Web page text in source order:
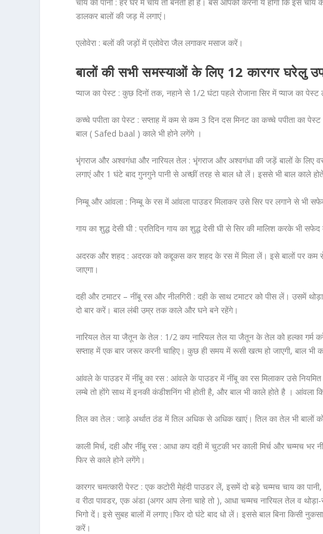
डालकर बालों की जड़ में लगाएं।
एलोवेरा : बलों की जड़ों में एलोवेरा जैल लगाकर मसाज करें।
बालों की सभी समस्याओं के लिए 12 कारगर घरेलु
प्याज का पेस्ट :कुछ दिनों तक, नहाने से 1/2 घंटा पहले रोजाना सिर में प्याज का
कच्चे पपीता का पेस्ट : सप्ताह में कम से कम 3 दिन दस मिनट का कच्चे पपीता का
बाल ( Safed baal ) काले भी होने लगेंगे ।
भृंगराज और अश्वगंधा और नारियल तेल :भृंगराज और अश्वगंधा की जड़ें बालों के लिए
लगाएं और 1 घंटे बाद गुनगुने पानी से अच्छीं तरह से बाल धो लें। इससे भी बाल काले
निम्बू और आंवला : निम्बू के रस में आंवला पाउडर मिलाकर उसे सिर पर लगाने से भी
गाय का शुद्ध देसी घी : प्रतिदिन गाय का शुद्ध देसी घी से सिर की मालिश करके भी
अदरक और शहद :अदरक को कद्दूकस कर शहद के रस में मिला लें। इसे बालों पर कम से
जाएगा।
दही और टमाटर – नींबू रस और नीलगिरी : दही के साथ टमाटर को पीस लें। उसमें
दो बार करें। बाल लंबी उम्र तक काले और घने बने रहेंगे।
नारियल तेल या जैतून के तेल : 1/2 कप नारियल तेल या जैतून के तेल को हल्का गर्म
सप्ताह में एक बार जरूर करनी चाहिए। कुछ ही समय में रूसी खत्म हो जाएगी, बाल भी
आंवले के पाउडर में नींबू का रस : आंवले के पाउडर में नींबू का रस मिलाकर उसे
लम्बे तो होंगे साथ में इनकी कंडीशनिंग भी होती है, और बाल भी काले होते है । आंवला
तिल का तेल : जाड़े अर्थात ठंड में तिल अधिक से अधिक खाएं। तिल का तेल भी बालों
काली मिर्च, दही और नींबू रस : आधा कप दही में चुटकी भर काली मिर्च और चम्मच भर
फिर से काले होने लगेंगे।
कारगर चमत्कारी पेस्ट :एक कटोरी मेहंदी पाउडर लें, इसमें दो बड़े चम्मच चाय का
व रीठा पावडर, एक अंडा (अगर आप लेना चाहे तो ), आधा चम्मच नारियल तेल व
भिगो दें। इसे सुबह बालों में लगाए।फिर दो घंटे बाद धो लें। इससे बाल बिना किसी
करें।